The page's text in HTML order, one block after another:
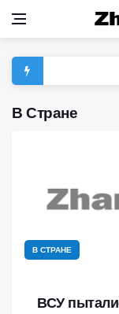
В Стране
В СТРАНЕ
ВСУ